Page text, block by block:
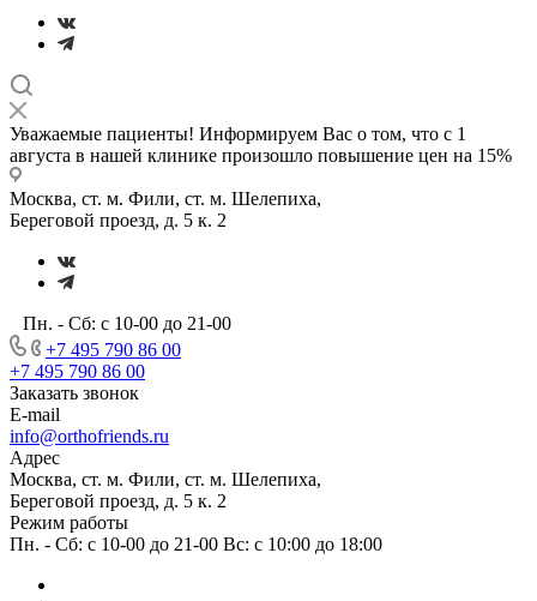
Уважаемые пациенты! Информируем Вас о том, что с 1
августа в нашей клинике произошло повышение цен на 15%
Москва, ст. м. Фили, ст. м. Шелепиха,
Береговой проезд, д. 5 к. 2
Пн. - Сб: с 10-00 до 21-00
+7 495 790 86 00
+7 495 790 86 00
Заказать звонок
E-mail
info@orthofriends.ru
Адрес
Москва, ст. м. Фили, ст. м. Шелепиха,
Береговой проезд, д. 5 к. 2
Режим работы
Пн. - Сб: с 10-00 до 21-00 Вс: c 10:00 до 18:00